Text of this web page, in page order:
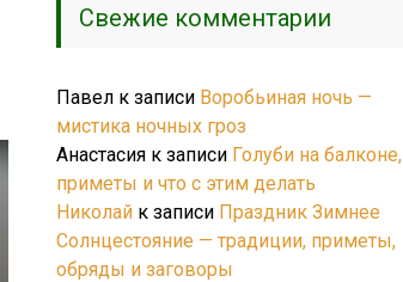
Свежие комментарии
Павел к записи Воробьиная ночь —
мистика ночных гроз
Анастасия к записи Голуби на балконе,
приметы и что с этим делать
Николай к записи Праздник Зимнее
Солнцестояние — традиции, приметы,
обряды и заговоры